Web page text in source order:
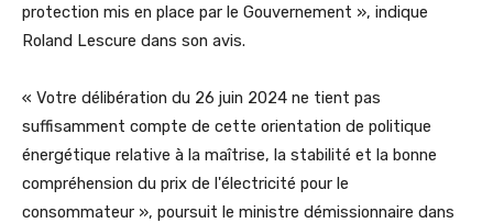
protection mis en place par le Gouvernement », indique
Roland Lescure dans son avis.
« Votre délibération du 26 juin 2024 ne tient pas
suffisamment compte de cette orientation de politique
énergétique relative à la maîtrise, la stabilité et la bonne
compréhension du prix de l'électricité pour le
consommateur », poursuit le ministre démissionnaire dans